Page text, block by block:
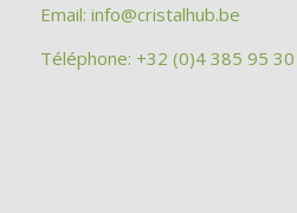
Email: info@cristalhub.be
Téléphone: +32 (0)4 385 95 30